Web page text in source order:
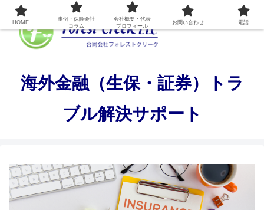
海外金融（生保・証券）トラ
ブル解決サポート
HOME
事例・保険会社
コラム
会社概要・代表
プロフィール
お問い合わせ 電話